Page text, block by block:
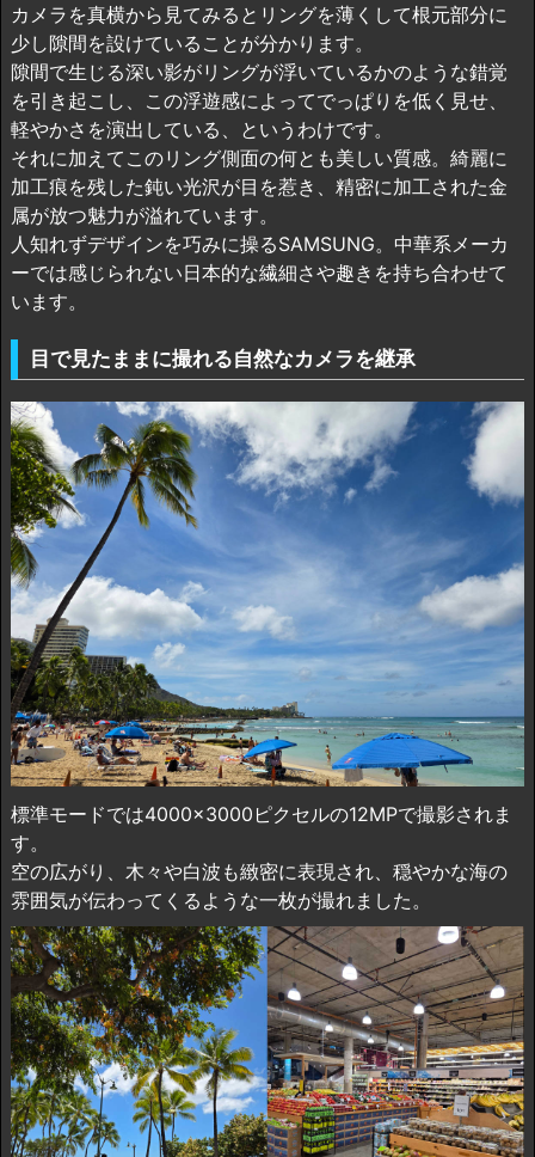
カメラを真横から見てみるとリングを薄くして根元部分に
少し隙間を設けていることが分かります。
隙間で生じる深い影がリングが浮いているかのような錯覚
を引き起こし、この浮遊感によってでっぱりを低く見せ、
軽やかさを演出している、というわけです。
それに加えてこのリング側面の何とも美しい質感。綺麗に
加工痕を残した鈍い光沢が目を惹き、精密に加工された金
属が放つ魅力が溢れています。
人知れずデザインを巧みに操るSAMSUNG。中華系メーカ
ーでは感じられない日本的な繊細さや趣きを持ち合わせて
います。
目で見たままに撮れる自然なカメラを継承
標準モードでは4000×3000ピクセルの12MPで撮影されま
す。
空の広がり、木々や白波も緻密に表現され、穏やかな海の
雰囲気が伝わってくるような一枚が撮れました。